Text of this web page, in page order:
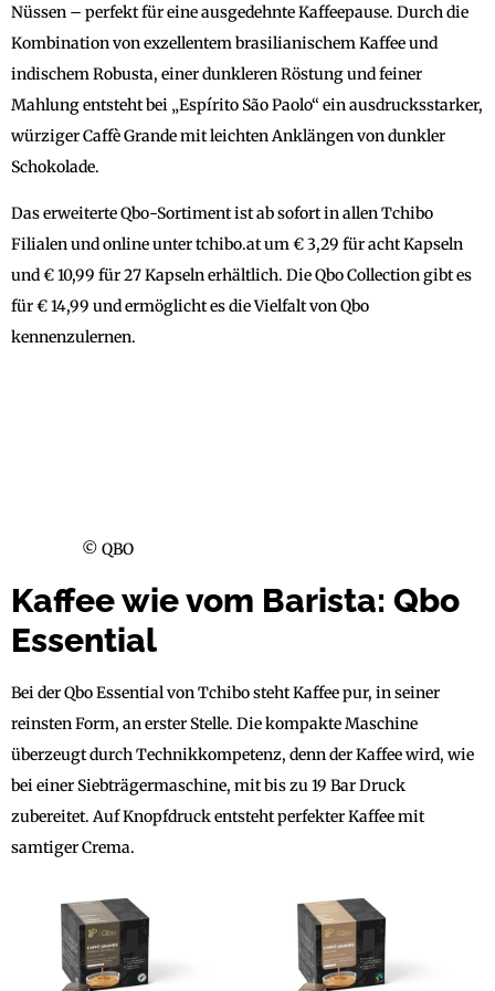
Nüssen – perfekt für eine ausgedehnte Kaffeepause. Durch die
Kombination von exzellentem brasilianischem Kaffee und
indischem Robusta, einer dunkleren Röstung und feiner
Mahlung entsteht bei „Espírito São Paolo“ ein ausdrucksstarker,
würziger Caffè Grande mit leichten Anklängen von dunkler
Schokolade.
Das erweiterte Qbo-Sortiment ist ab sofort in allen Tchibo
Filialen und online unter tchibo.at um € 3,29 für acht Kapseln
und € 10,99 für 27 Kapseln erhältlich. Die Qbo Collection gibt es
für € 14,99 und ermöglicht es die Vielfalt von Qbo
kennenzulernen.
© QBO
Kaffee wie vom Barista: Qbo
Essential
Bei der Qbo Essential von Tchibo steht Kaffee pur, in seiner
reinsten Form, an erster Stelle. Die kompakte Maschine
überzeugt durch Technikkompetenz, denn der Kaffee wird, wie
bei einer Siebträgermaschine, mit bis zu 19 Bar Druck
zubereitet. Auf Knopfdruck entsteht perfekter Kaffee mit
samtiger Crema.